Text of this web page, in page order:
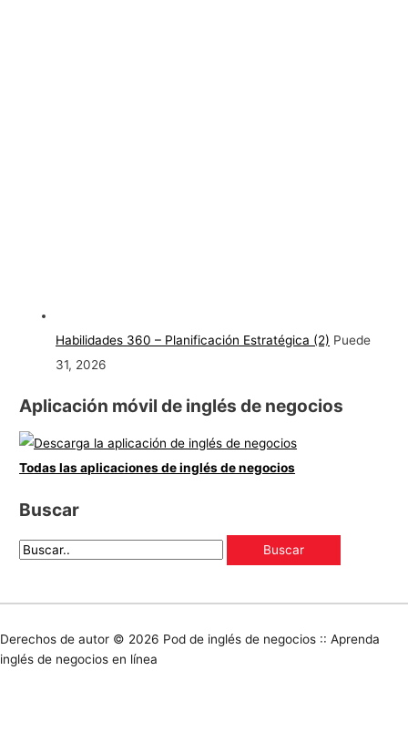
Habilidades 360 – Planificación Estratégica (2) Puede
31, 2026
Aplicación móvil de inglés de negocios
Todas las aplicaciones de inglés de negocios
Buscar
Derechos de autor © 2026 Pod de inglés de negocios :: Aprenda
inglés de negocios en línea